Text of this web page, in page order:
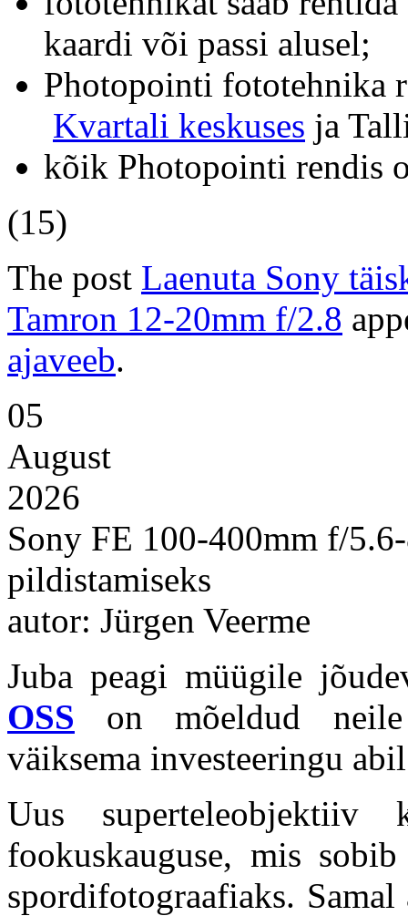
kaardi või passi alusel;
Photopointi fototehnika
Kvartali keskuses ja
kõik Photopointi rendis
(15)
The post Laenuta Sony
Tamron 12-20mm f/2.8
ajaveeb.
05
August
2026
Sony FE 100-400mm f/
pildistamiseks
autor: Jürgen Veerme
Juba peagi müügile
OSS on mõeldud neile
väiksema investeeringu
Uus superteleobjektiiv
fookuskauguse, mis
spordifotograafiaks.